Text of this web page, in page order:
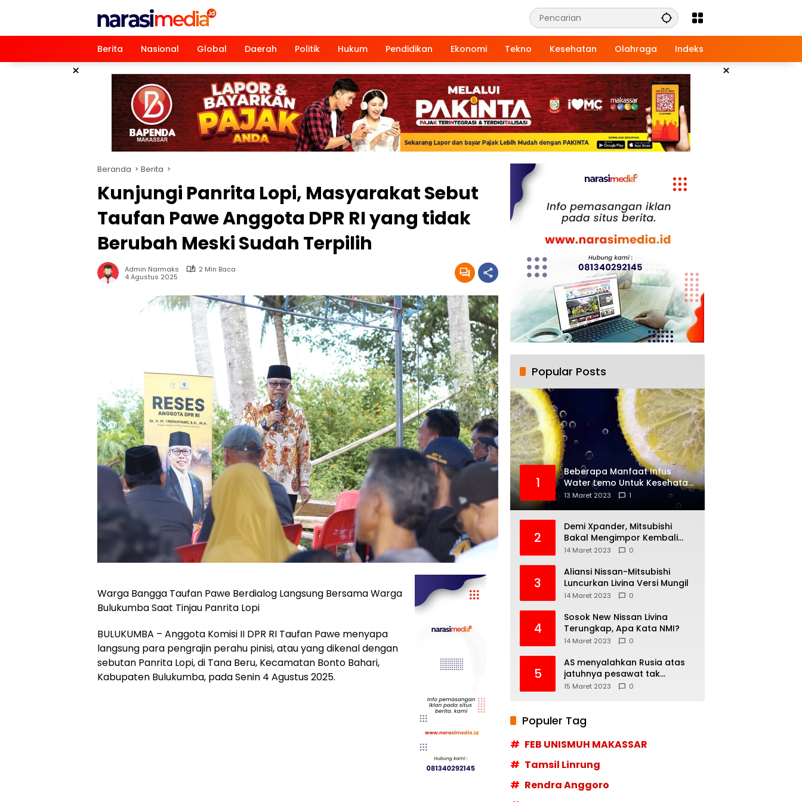
Berita
Nasional Global Daerah Politik Hukum Pendidikan Ekonomi Tekno Kesehatan Olahraga Indeks
× ×
Beranda Berita
Kunjungi Panrita Lopi, Masyarakat Sebut
Taufan Pawe Anggota DPR RI yang tidak
Berubah Meski Sudah Terpilih
Admin Narmaks
2 Min Baca
4 Agustus 2025
Warga Bangga Taufan Pawe Berdialog Langsung Bersama Warga
Bulukumba Saat Tinjau Panrita Lopi
BULUKUMBA – Anggota Komisi II DPR RI Taufan Pawe menyapa
langsung para pengrajin perahu pinisi, atau yang dikenal dengan
sebutan Panrita Lopi, di Tana Beru, Kecamatan Bonto Bahari,
Kabupaten Bulukumba, pada Senin 4 Agustus 2025.
Popular Posts
1
Beberapa Manfaat Infus
Water Lemo Untuk Kesehatan
Anda
13 Maret 2023 1
2
Demi Xpander, Mitsubishi
Bakal Mengimpor Kembali
Pajero Sport
14 Maret 2023 0
3
Aliansi Nissan-Mitsubishi
Luncurkan Livina Versi Mungil
14 Maret 2023 0
4
Sosok New Nissan Livina
Terungkap, Apa Kata NMI?
14 Maret 2023 0
5
AS menyalahkan Rusia atas
jatuhnya pesawat tak
berawak di Laut Hitam,
15 Maret 2023 0
Populer Tag
FEB UNISMUH MAKASSAR
Tamsil Linrung
Rendra Anggoro